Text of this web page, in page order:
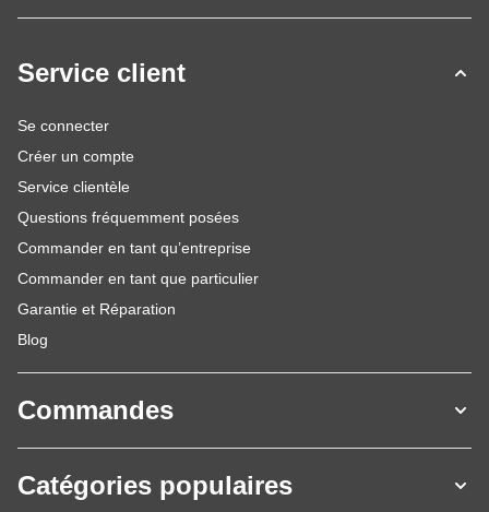
Service client
Se connecter
Créer un compte
Service clientèle
Questions fréquemment posées
Commander en tant qu’entreprise
Commander en tant que particulier
Garantie et Réparation
Blog
Commandes
Catégories populaires